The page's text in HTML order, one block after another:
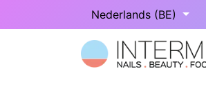
Overslaan naar inhoudNederlands (BE)